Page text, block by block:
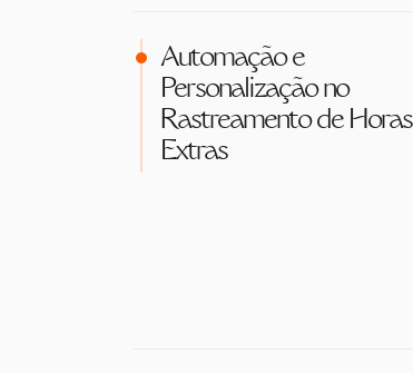
Automação e
Personalização no
Rastreamento de Horas
Extras